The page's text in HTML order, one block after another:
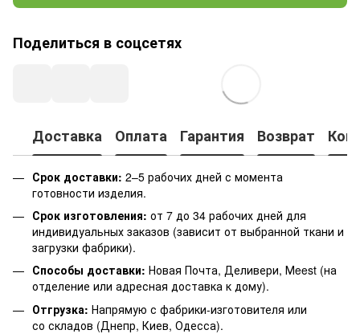
Поделиться в соцсетях
Доставка Оплата Гарантия Возврат
Срок доставки: 2–5 рабочих дней с момента
готовности изделия.
Срок изготовления: от 7 до 34 рабочих дней для
индивидуальных заказов (зависит от выбранной ткани и
загрузки фабрики).
Способы доставки: Новая Почта, Деливери, Мeest (на
отделение или адресная доставка к дому).
Отгрузка: Напрямую с фабрики-изготовителя или
со складов (Днепр, Киев, Одесса).